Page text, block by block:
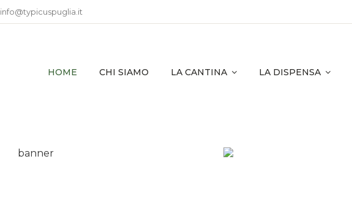
info@typicuspuglia.it
HOME CHI SIAMO LA CANTINA LA DISPENSA